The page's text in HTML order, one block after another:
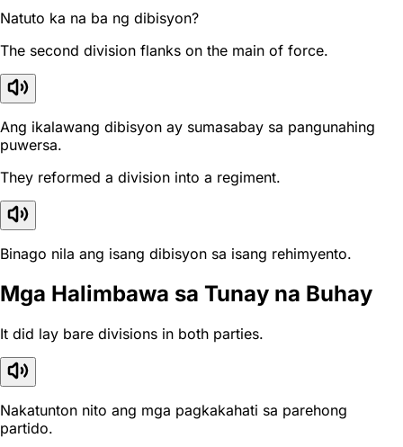
Natuto ka na ba ng dibisyon?
The second division flanks on the main of force.
Ang ikalawang dibisyon ay sumasabay sa pangunahing
puwersa.
They reformed a division into a regiment.
Binago nila ang isang dibisyon sa isang rehimyento.
Mga Halimbawa sa Tunay na Buhay
It did lay bare divisions in both parties.
Nakatunton nito ang mga pagkakahati sa parehong
partido.